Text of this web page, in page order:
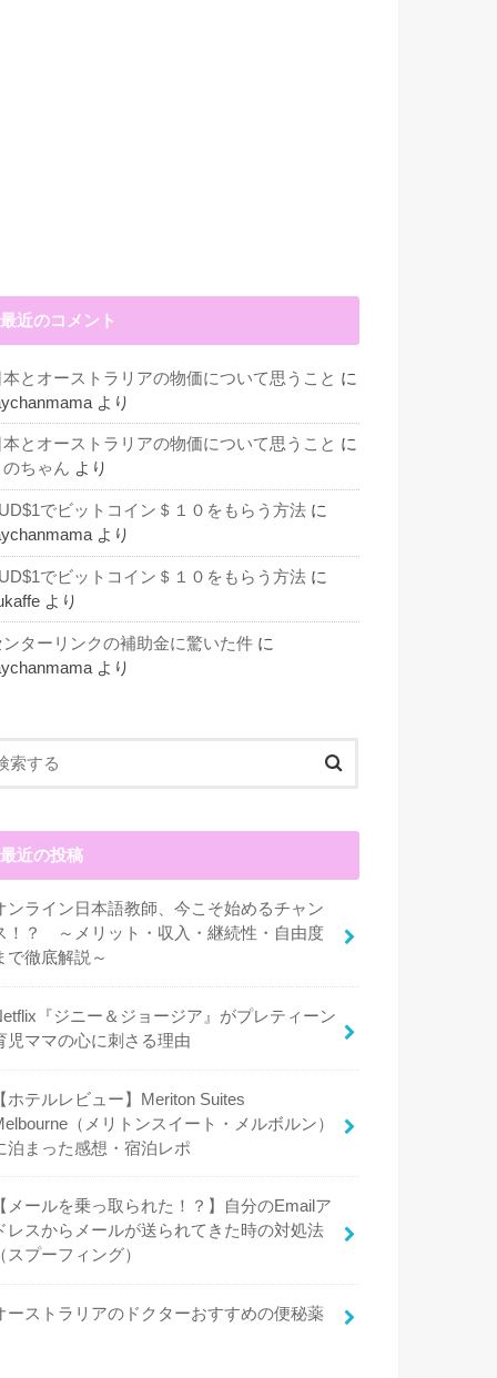
最近のコメント
本とオーストラリアの物価について思うこと に
より
本とオーストラリアの物価について思うこと に
のちゃん より
でビットコイン＄１０をもらう方法 に
より
でビットコイン＄１０をもらう方法 に
より
ンターリンクの補助金に驚いた件 に
より
最近の投稿
ンライン日本語教師、今こそ始めるチャン
！？ ～メリット・収入・継続性・自由度
で徹底解説～
『ジニー＆ジョージア』がプレティーン
児ママの心に刺さる理由
【ホテルレビュー】Meriton Suites
（メリトンスイート・メルボルン）
泊まった感想・宿泊レポ
【メールを乗っ取られた！？】自分のEmailア
レスからメールが送られてきた時の対処法
（スプーフィング）
ーストラリアのドクターおすすめの便秘薬